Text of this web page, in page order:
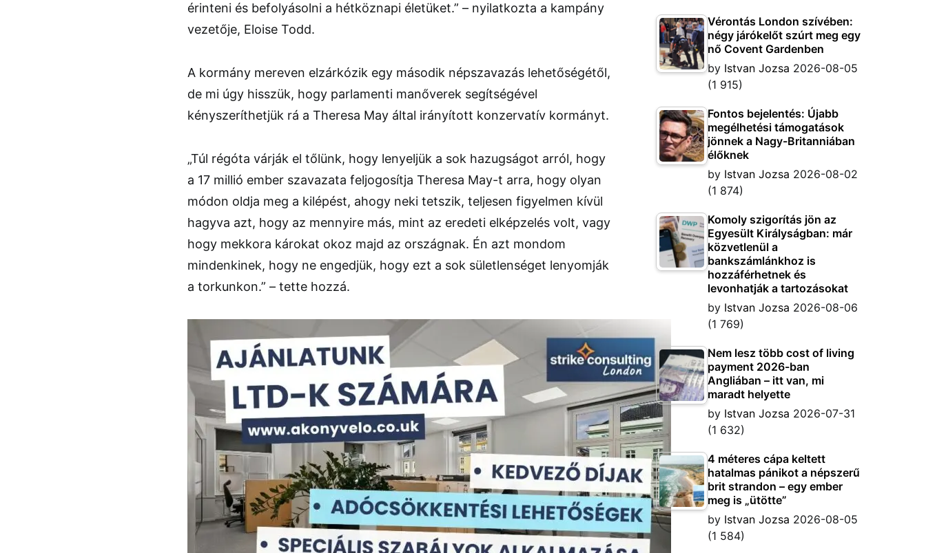
érinteni és befolyásolni a hétköznapi életüket.” – nyilatkozta a kampány
vezetője, Eloise Todd.
A kormány mereven elzárkózik egy második népszavazás lehetőségétől,
de mi úgy hisszük, hogy parlamenti manőverek segítségével
kényszeríthetjük rá a Theresa May által irányított konzervatív kormányt.
„Túl régóta várják el tőlünk, hogy lenyeljük a sok hazugságot arról, hogy
a 17 millió ember szavazata feljogosítja Theresa May-t arra, hogy olyan
módon oldja meg a kilépést, ahogy neki tetszik, teljesen figyelmen kívül
hagyva azt, hogy az mennyire más, mint az eredeti elképzelés volt, vagy
hogy mekkora károkat okoz majd az országnak. Én azt mondom
mindenkinek, hogy ne engedjük, hogy ezt a sok sületlenséget lenyomják
a torkunkon.” – tette hozzá.
Vérontás London szívében:
négy járókelőt szúrt meg egy
nő Covent Gardenben
by Istvan Jozsa 2026-08-05
(1 915)
Fontos bejelentés: Újabb
megélhetési támogatások
jönnek a Nagy-Britanniában
élőknek
by Istvan Jozsa 2026-08-02
(1 874)
Komoly szigorítás jön az
Egyesült Királyságban: már
közvetlenül a
bankszámlánkhoz is
hozzáférhetnek és
levonhatják a tartozásokat
by Istvan Jozsa 2026-08-06
(1 769)
Nem lesz több cost of living
payment 2026-ban
Angliában – itt van, mi
maradt helyette
by Istvan Jozsa 2026-07-31
(1 632)
4 méteres cápa keltett
hatalmas pánikot a népszerű
brit strandon – egy ember
meg is „ütötte”
by Istvan Jozsa 2026-08-05
(1 584)